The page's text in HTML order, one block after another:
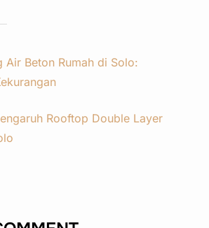
Air Beton Rumah di Solo:
Rooftop Double Layer